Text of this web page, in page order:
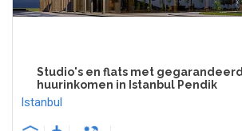
Studio's en flats met gegarandeerd
huurinkomen in Istanbul Pendik
Istanbul